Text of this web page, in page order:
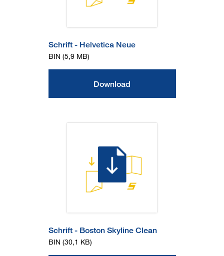
Schrift - Helvetica Neue
BIN (5,9 MB)
Download
Schrift - Boston Skyline Clean
BIN (30,1 KB)